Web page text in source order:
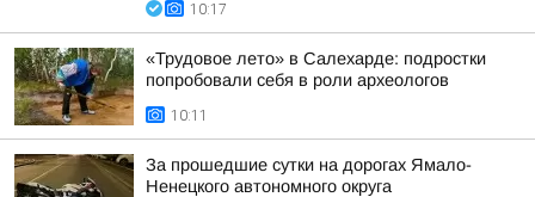
10:17
«Трудовое лето» в Салехарде: подростки
попробовали себя в роли археологов
10:11
За прошедшие сутки на дорогах Ямало-
Ненецкого автономного округа